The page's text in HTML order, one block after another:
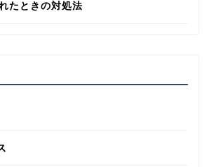
たときの対処法